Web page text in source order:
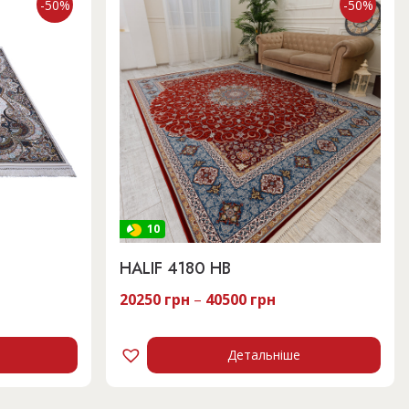
-50%
10
-50%
HALIF 4180 HB
20250 грн – 40500 грн
Детальніше